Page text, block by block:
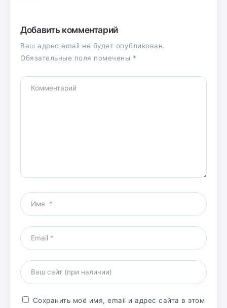
Добавить комментарий
Ваш адрес email не будет опубликован.
Обязательные поля помечены *
Сохранить моё имя, email и адрес сайта в этом